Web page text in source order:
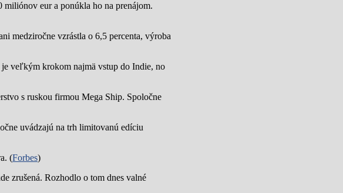
miliónov eur a ponúkla ho na prenájom.
medziročne vzrástla o 6,5 percenta, výroba
veľkým krokom najmä vstup do Indie, no
s ruskou firmou Mega Ship. Spoločne
uvádzajú na trh limitovanú edíciu
(Forbes)
zrušená. Rozhodlo o tom dnes valné